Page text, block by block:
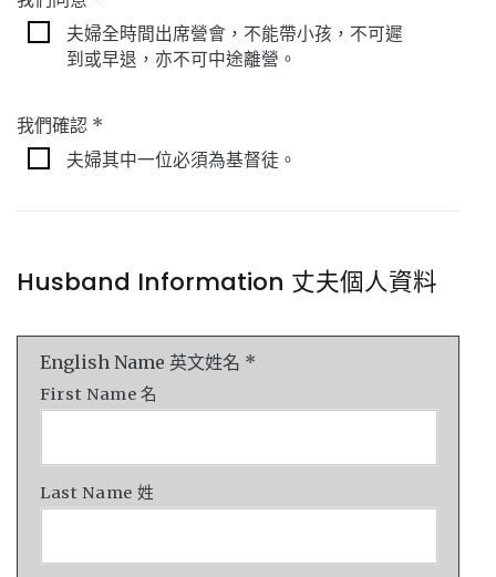
夫婦全時間出席營會，不能帶小孩，不可遲
到或早退，亦不可中途離營。
我們確認 *
夫婦其中一位必須為基督徒。
Husband Information 丈夫個人資料
English Name 英文姓名 *
First Name 名
Last Name 姓